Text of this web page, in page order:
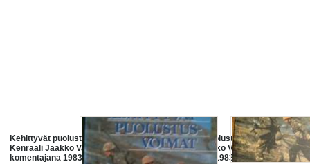
Kehittyvät puolustusvoimat -
Kenraali Jaakko Valtanen
komentajana 1983-1990
Kehittyvät puolustusvoimat -
Kenraali Jaakko Valtanen
komentajana 1983-1990